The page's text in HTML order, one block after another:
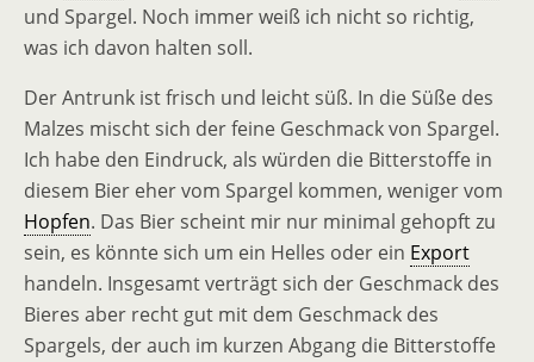
und Spargel. Noch immer weiß ich nicht so richtig,
was ich davon halten soll.
Der Antrunk ist frisch und leicht süß. In die Süße des
Malzes mischt sich der feine Geschmack von Spargel.
Ich habe den Eindruck, als würden die Bitterstoffe in
diesem Bier eher vom Spargel kommen, weniger vom
Hopfen. Das Bier scheint mir nur minimal gehopft zu
sein, es könnte sich um ein Helles oder ein Export
handeln. Insgesamt verträgt sich der Geschmack des
Bieres aber recht gut mit dem Geschmack des
Spargels, der auch im kurzen Abgang die Bitterstoffe